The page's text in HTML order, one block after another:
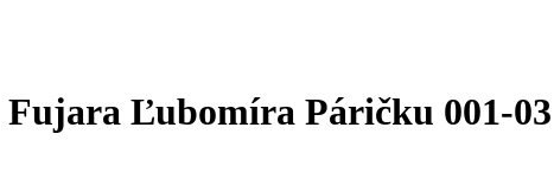
Fujara Ľubomíra Páričku 001-03